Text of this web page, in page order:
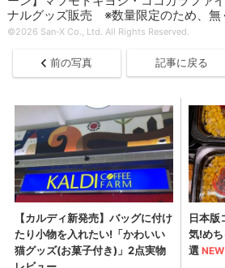
ナルグッズ販売 ※数量限定のため、無
©2026 San-X Co., Ltd. All Rights Reserved.
前の写真 記事に戻る